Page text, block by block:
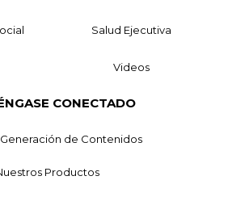
Salud Ejecutiva
Videos
CONECTADO
de Contenidos
Productos